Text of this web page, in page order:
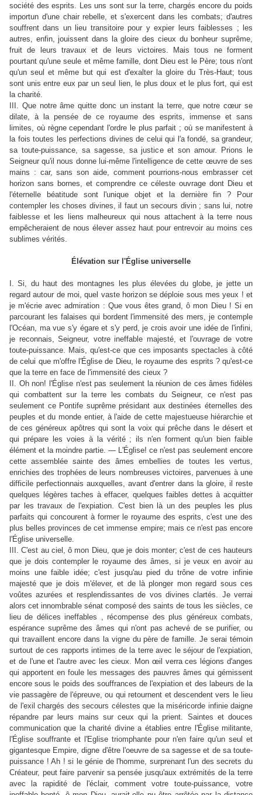
société des esprits. Les uns sont sur la terre, chargés encore du poids
importun d'une chair rebelle, et s'exercent dans les combats; d'autres
souffrent dans un lieu transitoire pour y expier leurs faiblesses ; les
autres, enfin, jouissent dans la gloire des cieux du bonheur suprême,
fruit de leurs travaux et de leurs victoires. Mais tous ne forment
pourtant qu'une seule et même famille, dont Dieu est le Père; tous n'ont
qu'un seul et même but qui est d'exalter la gloire du Très-Haut; tous
sont unis entre eux par un seul lien, le plus doux et le plus fort, qui est
la charité.
III. Que notre âme quitte donc un instant la terre, que notre cœur se
dilate, à la pensée de ce royaume des esprits, immense et sans
limites, où règne cependant l'ordre le plus parfait ; où se manifestent à
la fois toutes les perfections divines de celui qui l'a fondé, sa grandeur,
sa toute-puissance, sa sagesse, sa justice et son amour. Prions le
Seigneur qu'il nous donne lui-même l'intelligence de cette œuvre de ses
mains : car, sans son aide, comment pourrions-nous embrasser cet
horizon sans bornes, et comprendre ce céleste ouvrage dont Dieu et
l'éternelle béatitude sont l'unique objet et la dernière fin ? Pour
contempler les choses divines, il faut un secours divin ; sans lui, notre
faiblesse et les liens malheureux qui nous attachent à la terre nous
empêcheraient de nous élever assez haut pour entrevoir au moins ces
sublimes vérités.
Élévation sur l'Église universelle
I. Si, du haut des montagnes les plus élevées du globe, je jette un
regard autour de moi, quel vaste horizon se déploie sous mes yeux ! et
je m'écrie avec admiration : Que vous êtes grand, ô mon Dieu ! Si en
parcourant les falaises qui bordent l'immensité des mers, je contemple
l'Océan, ma vue s'y égare et s'y perd, je crois avoir une idée de l'infini,
je reconnais, Seigneur, votre ineffable majesté, et l'ouvrage de votre
toute-puissance. Mais, qu'est-ce que ces imposants spectacles à côté
de celui que m'offre l'Église de Dieu, le royaume des esprits ? qu'est-ce
que la terre en face de l'immensité des cieux ?
II. Oh non! l'Église n'est pas seulement la réunion de ces âmes fidèles
qui combattent sur la terre les combats du Seigneur, ce n'est pas
seulement ce Pontife suprême présidant aux destinées éternelles des
peuples et du monde entier, à l'aide de cette majestueuse hiérarchie et
de ces généreux apôtres qui sont la voix qui prêche dans le désert et
qui prépare les voies à la vérité ; ils n'en forment qu'un bien faible
élément et la moindre partie. — L'Église! ce n'est pas seulement encore
cette assemblée sainte des âmes embellies de toutes les vertus,
enrichies des trophées de leurs nombreuses victoires, parvenues à une
difficile perfectionnais auxquelles, avant d'entrer dans la gloire, il reste
quelques légères taches à effacer, quelques faibles dettes à acquitter
par les travaux de l'expiation. C'est bien là un des peuples les plus
parfaits qui concourent à former le royaume des esprits, c'est une des
plus belles provinces de cet immense empire; mais ce n'est pas encore
l'Église universelle.
III. C'est au ciel, ô mon Dieu, que je dois monter; c'est de ces hauteurs
que je dois contempler le royaume des âmes, si je veux en avoir au
moins une faible idée; c'est jusqu'au pied du trône de votre infinie
majesté que je dois m'élever, et de là plonger mon regard sous ces
voûtes azurées et resplendissantes de vos divines clartés. Je verrai
alors cet innombrable sénat composé des saints de tous les siècles, ce
lieu de délices ineffables , récompense des plus généreux combats,
espérance suprême des âmes qui n'ont pas achevé de se purifier, ou
qui travaillent encore dans la vigne du père de famille. Je serai témoin
surtout de ces rapports intimes de la terre avec le séjour de l'expiation,
et de l'une et l'autre avec les cieux. Mon œil verra ces légions d'anges
qui apportent en foule les messages des pauvres âmes qui gémissent
encore sous le poids des souffrances de l'expiation et des labeurs de la
vie passagère de l'épreuve, ou qui retournent et descendent vers le lieu
de l'exil chargés des secours célestes que la miséricorde infinie daigne
répandre par leurs mains sur ceux qui la prient. Saintes et douces
communication que la charité divine a établies entre l'Église militante,
l'Église souffrante et l'Eglise triomphante pour n'en faire qu'un seul et
gigantesque Empire, digne d'être l'oeuvre de sa sagesse et de sa toute-
puissance ! Ah ! si le génie de l'homme, surprenant l'un des secrets du
Créateur, peut faire parvenir sa pensée jusqu'aux extrémités de la terre
avec la rapidité de l'éclair, comment votre toute-puissance, votre